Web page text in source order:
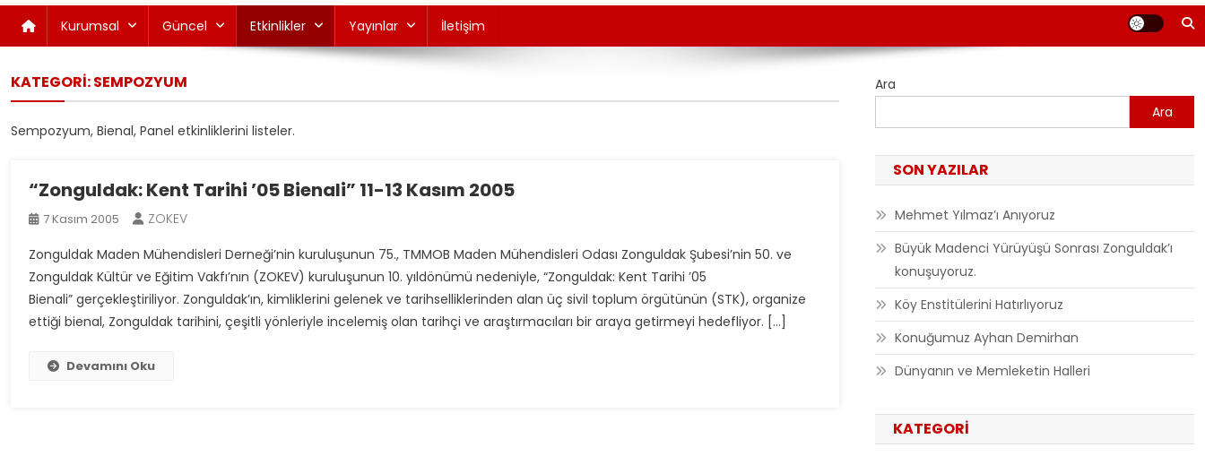
Kurumsal Güncel Etkinlikler Yayınlar İletişim
KATEGORI:SEMPOZYUM
Sempozyum, Bienal, Panel etkinliklerini listeler.
“Zonguldak: Kent Tarihi ’05 Bienali” 11-13 Kasım 2005
7 Kasım 2005
ZOKEV
Zonguldak Maden Mühendisleri Derneği’nin kuruluşunun 75., TMMOB Maden Mühendisleri Odası Zonguldak Şubesi’nin 50. ve
Zonguldak Kültür ve Eğitim Vakfı’nın (ZOKEV) kuruluşunun 10. yıldönümü nedeniyle, “Zonguldak: Kent Tarihi ’05
Bienali” gerçekleştiriliyor. Zonguldak’ın, kimliklerini gelenek ve tarihselliklerinden alan üç sivil toplum örgütünün (STK), organize
ettiği bienal, Zonguldak tarihini, çeşitli yönleriyle incelemiş olan tarihçi ve araştırmacıları bir araya getirmeyi hedefliyor. […]
Devamını Oku
Ara
Ara
SON YAZILAR
Mehmet Yılmaz’ı Anıyoruz
Büyük Madenci Yürüyüşü Sonrası Zonguldak’ı
konuşuyoruz.
Köy Enstitülerini Hatırlıyoruz
Konuğumuz Ayhan Demirhan
Dünyanın ve Memleketin Halleri
KATEGORI